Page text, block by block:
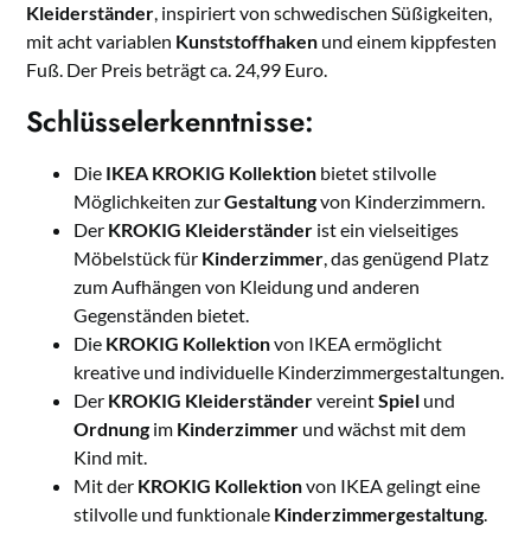
Kleiderständer, inspiriert von schwedischen Süßigkeiten,
mit acht variablen Kunststoffhaken und einem kippfesten
Fuß. Der Preis beträgt ca. 24,99 Euro.
Schlüsselerkenntnisse:
Die IKEA KROKIG Kollektion bietet stilvolle
Möglichkeiten zurGestaltungvon Kinderzimmern.
Der KROKIG Kleiderständer ist ein vielseitiges
Möbelstück für Kinderzimmer, das genügend Platz
zum Aufhängen von Kleidung und anderen
Gegenständen bietet.
Die KROKIG Kollektionvon IKEA ermöglicht
kreative und individuelle Kinderzimmergestaltungen.
Der KROKIG KleiderständervereintSpiel und
Ordnung im Kinderzimmer und wächst mit dem
Kind mit.
Mit der KROKIG Kollektionvon IKEA gelingt eine
stilvolle und funktionale Kinderzimmergestaltung.